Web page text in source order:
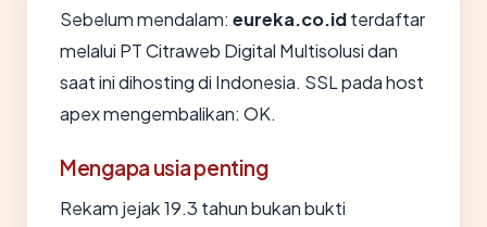
Sebelum mendalam: eureka.co.idterdaftar
melalui PT Citraweb Digital Multisolusi dan
saat ini dihosting di Indonesia. SSL pada host
apex mengembalikan: OK.
Mengapa usia penting
Rekam jejak 19.3 tahun bukan bukti